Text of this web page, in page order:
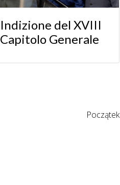
Indizione del XVIII
Capitolo Generale
Początek